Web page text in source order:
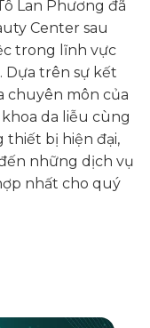
Lan Phương đã
Center sau
trong lĩnh vực
Dựa trên sự kết
chuyên môn của
da liễu cùng
thiết bị hiện đại,
những dịch vụ
nhất cho quý